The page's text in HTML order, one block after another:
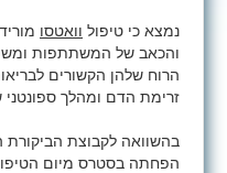
נמצא כי טיפול וואטסו
והכאב של המשתתפות
הרוח שלהן הקשורים
זרימת הדם ומהלך ספונטני
בהשוואה לקבוצת
הפחתה בסטרס מיום הטיפול ועד 8 ימים